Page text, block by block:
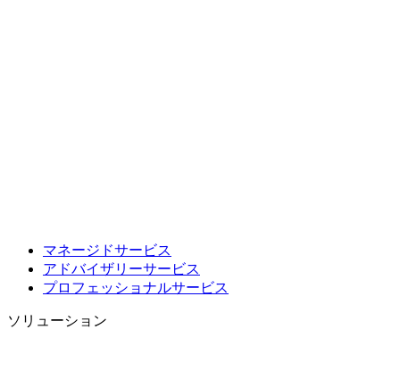
マネージドサービス
アドバイザリーサービス
プロフェッショナルサービス
ソリューション